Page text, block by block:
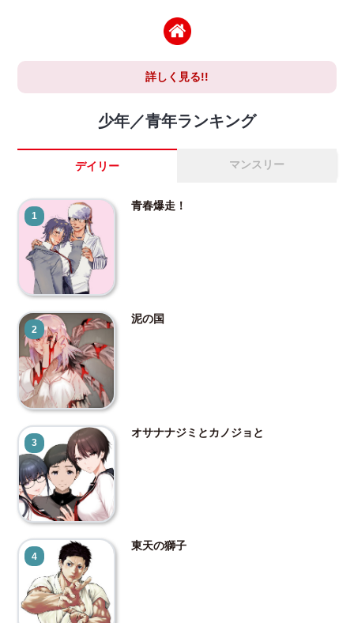
詳しく見る!!
少年／青年ランキング
デイリー マンスリー
1
青春爆走！
2
泥の国
3
オサナナジミとカノジョと
4
東天の獅子